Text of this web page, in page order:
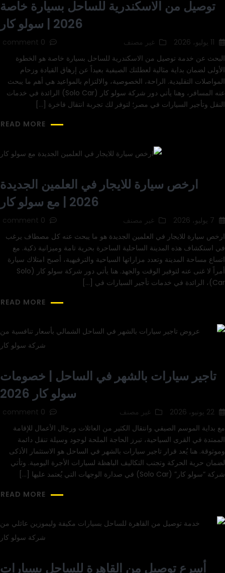
توصيل من الاسكندرية للساحل بسيارة خاصة
2026 | سولو كار
11 يوليو، 2026 غير مصنف
0 comment
البحث عن خدمة توصيل من الاسكندرية للساحل بسيارة خاصة هو الخطوة
الأولى لضمان بداية مثالية لعطلتك الصيفية بعيداً عن إرهاق القيادة وزحام
المواصلات التقليدية. الراحة، الخصوصية، والالتزام بالمواعيد هي أهم ما يبحث
عنه المسافر، وهنا يأتي دور شركة سولو كار (Solo Car) الرائدة في خدمات
النقل وتأجير السيارات في مصر؛ لتوفر لك تجربة انتقال فاخرة […]
READ MORE
ارخص سيارة للايجار في العلمين الجديدة
2026 | مع سولو كار
7 يوليو، 2026 غير مصنف
0 comment
ارخص سيارة للايجار في العلمين الجديدة هو ما يبحث عنه كل مصطاف يرغب
في استكشاف هذه المدينة الساحلية الساحرة بحرية تامة وميزانية ذكية. مع
اتساع مساحة المدينة وتعدد مزاراتها السياحية والترفيهية، أصبح امتلاك سيارة
أمراً لا غنى عنه لتوفير الوقت والجهد. هنا يأتي دور شركة سولو كار (Solo
Car)، الرائدة في خدمات تأجير السيارات في […]
READ MORE
تاجير سيارات بالشهر في الساحل | خصومات
سولو كار 2026
22 يونيو، 2026 غير مصنف
0 comment
مع بداية الموسم الصيفي وانتقال الكثير من العائلات ورجال الأعمال للإقامة
الممتدة في القرى السياحية، تبرز الحاجة الملحة لوجود وسيلة تنقل دائمة
وموثوقة. هنا يُعد قرار تاجير سيارات بالشهر في الساحل هو الاستثمار الأذكى
لضمان حرية الحركة وتجنب التكاليف الباهظة لسيارات الأجرة اليومية. وتأتي
شركة “سولو كار” (Solo Car) في صدارة الوجهات التي يُعتمد عليها […]
READ MORE
أسرع توصيل من القاهرة للساحل بسيارات